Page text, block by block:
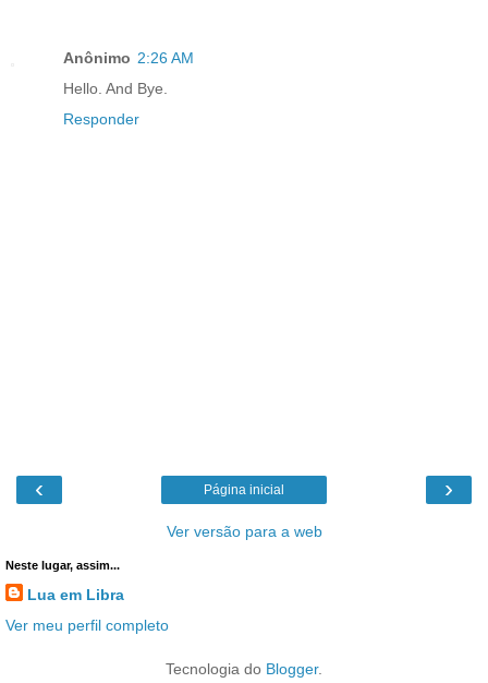
Anônimo 2:26 AM
Hello. And Bye.
Responder
‹ ›
Página inicial
Ver versão para a web
Neste lugar, assim...
Lua em Libra
Ver meu perfil completo
Tecnologia do Blogger.